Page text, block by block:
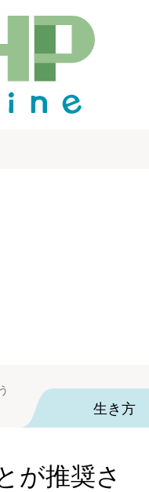
生き方
が推奨さ